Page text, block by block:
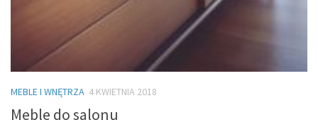
MEBLE I WNĘTRZA 4 KWIETNIA 2018
Meble do salonu